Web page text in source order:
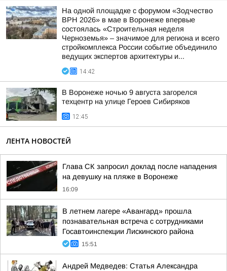
На одной площадке с форумом «Зодчество
ВРН 2026» в мае в Воронеже впервые
состоялась «Строительная неделя
Черноземья» – значимое для региона и всего
стройкомплекса России событие объединило
ведущих экспертов архитектуры и...
14:42
В Воронеже ночью 9 августа загорелся
техцентр на улице Героев Сибиряков
12:45
ЛЕНТА НОВОСТЕЙ
Глава СК запросил доклад после нападения
на девушку на пляже в Воронеже
16:09
В летнем лагере «Авангард» прошла
познавательная встреча с сотрудниками
Госавтоинспекции Лискинского района
15:51
Андрей Медведев: Статья Александра